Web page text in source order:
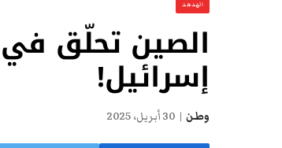
الهدهد
الصين تحلّق في
إسرائيل!
وطن 30 أبريل، 2025